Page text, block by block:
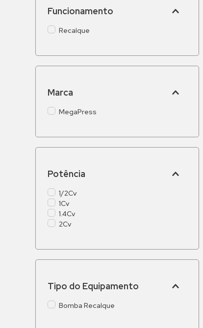
Funcionamento
Recalque
Marca
MegaPress
Potência
1/2Cv
1Cv
1.4Cv
2Cv
Tipo do Equipamento
Bomba Recalque